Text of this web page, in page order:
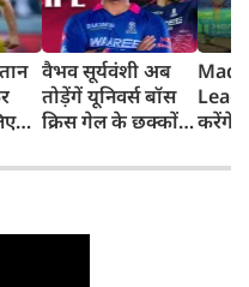
वैभव सूर्यवंशी अब
तोड़ेंगें यूनिवर्स बॉस
क्रिस गेल के छक्कों
करेंगे
टीम में